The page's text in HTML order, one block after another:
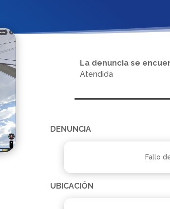
La denuncia se
Atendida
DENUNCIA
Fallo
UBICACIÓN